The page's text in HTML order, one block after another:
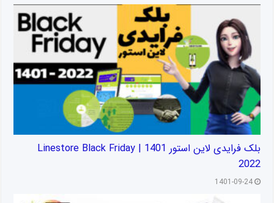
بلک فرایدی لاین استور 1401 | Linestore Black Friday
2022
1401-09-24